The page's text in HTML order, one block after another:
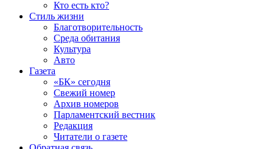
Кто есть кто?
Стиль жизни
Благотворительность
Среда обитания
Культура
Авто
Газета
«БК» сегодня
Свежий номер
Архив номеров
Парламентский вестник
Редакция
Читатели о газете